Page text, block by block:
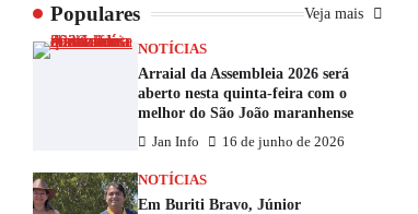
Populares Veja mais
NOTÍCIAS
Arraial da Assembleia 2026 será
aberto nesta quinta-feira com o
melhor do São João maranhense
Jan Info 16 de junho de 2026
NOTÍCIAS
Em Buriti Bravo, Júnior